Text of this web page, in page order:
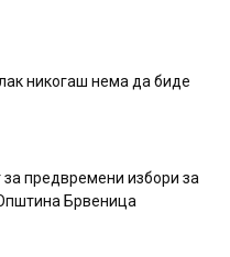
никогаш нема да биде
предвремени избори за
Брвеница